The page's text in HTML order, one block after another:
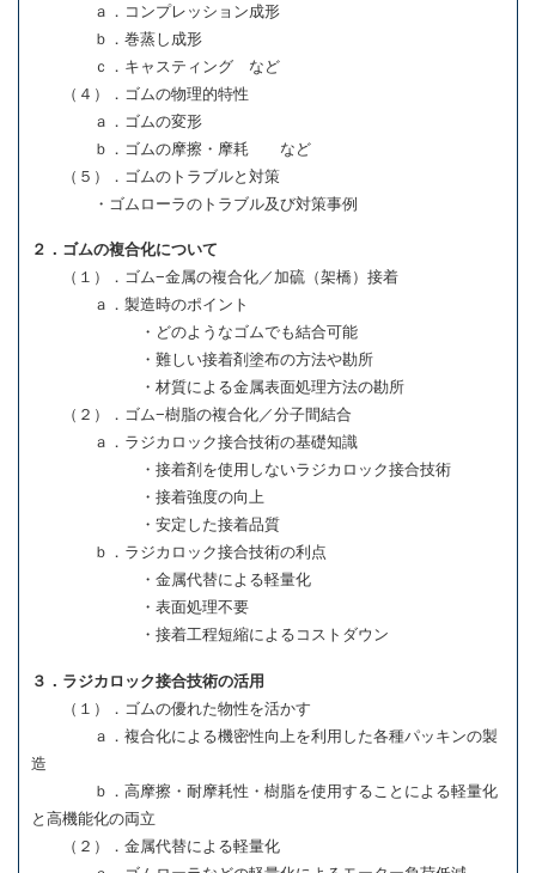
ａ．コンプレッション成形
ｂ．巻蒸し成形
ｃ．キャスティング など
（４）．ゴムの物理的特性
ａ．ゴムの変形
ｂ．ゴムの摩擦・摩耗 など
（５）．ゴムのトラブルと対策
・ゴムローラのトラブル及び対策事例
２．ゴムの複合化について
（１）．ゴム−金属の複合化／加硫（架橋）接着
ａ．製造時のポイント
・どのようなゴムでも結合可能
・難しい接着剤塗布の方法や勘所
・材質による金属表面処理方法の勘所
（２）．ゴム−樹脂の複合化／分子間結合
ａ．ラジカロック接合技術の基礎知識
・接着剤を使用しないラジカロック接合技術
・接着強度の向上
・安定した接着品質
ｂ．ラジカロック接合技術の利点
・金属代替による軽量化
・表面処理不要
・接着工程短縮によるコストダウン
３．ラジカロック接合技術の活用
（１）．ゴムの優れた物性を活かす
ａ．複合化による機密性向上を利用した各種パッキンの製
造
ｂ．高摩擦・耐摩耗性・樹脂を使用することによる軽量化
と高機能化の両立
（２）．金属代替による軽量化